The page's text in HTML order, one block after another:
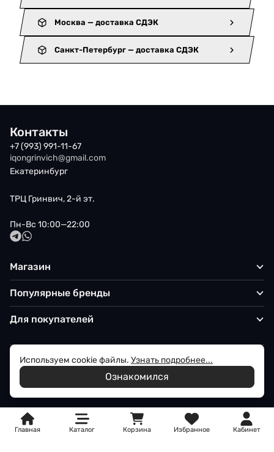
Москва — доставка СДЭК
Санкт-Петербург — доставка СДЭК
Главная Каталог Корзина Избранное Кабинет
Контакты
+7 (993) 991-11-67
iqongrinvich@gmail.com
Екатеринбург
ТРЦ Гринвич, 2-й эт.
Пн-Вс 10:00—22:00
Магазин
Популярные бренды
Для покупателей
© 2026 Iqon - Магазин вашего стиля
Политика обработки персональных данных
Используем cookie файлы. Узнать подробнее...
Ознакомился